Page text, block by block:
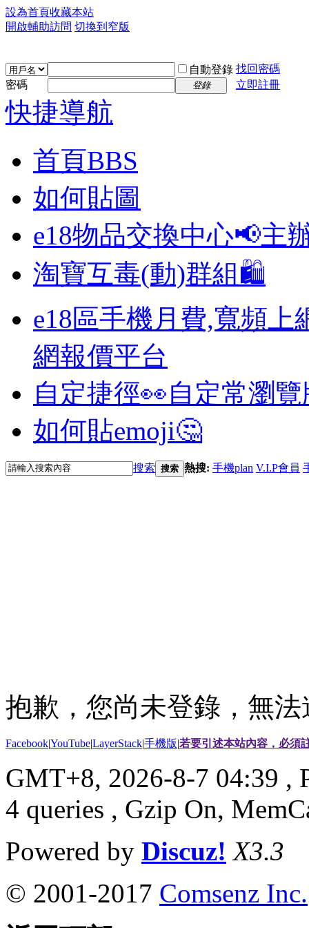
設為首頁收藏本站
開啟輔助訪問 切換到窄版
自動登錄 找回密碼
密碼
登錄 立即註冊
快捷導航
首頁BBS
如何貼圖
e18物品交換中心📢主
淘寶互毒(動)群組🛍️
e18區手機月費,寬頻上
網報價平台
自定捷徑👀自定常瀏
如何貼emoji🤔
搜索 搜索 熱搜: 手機plan V.I.P會員
抱歉，您尚未登錄，無
Facebook|YouTube|LayerStack|手機版|若要引述本站內容，必須
GMT+8, 2026-8-7 04:39 ,
4 queries , Gzip On,
Powered by Discuz! X3.3
© 2001-2017 Comsenz Inc.